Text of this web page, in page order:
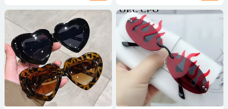
soare triunghi pentru bărbați
UV400